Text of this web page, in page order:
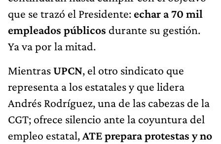
que se trazó el Presidente: echar a 70 mil
empleados públicos durante su gestión.
Ya va por la mitad.
MientrasUPCN, el otro sindicato que
representa a los estatales y que lidera
Andrés Rodríguez, una de las cabezas de la
CGT; ofrece silencio ante la coyuntura del
empleo estatal,ATE prepara protestas y no